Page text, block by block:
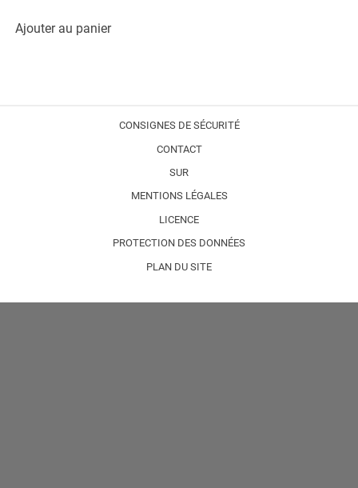
Ajouter au panier
CONSIGNES DE SÉCURITÉ
CONTACT
SUR
MENTIONS LÉGALES
LICENCE
PROTECTION DES DONNÉES
PLAN DU SITE